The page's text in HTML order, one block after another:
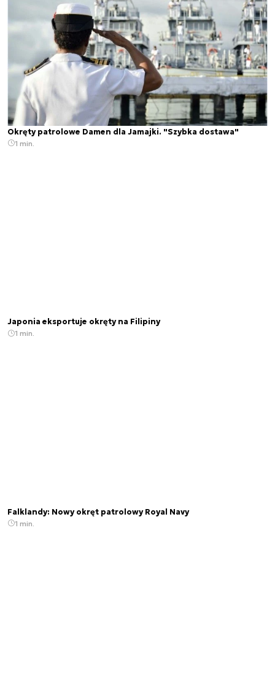
Okręty patrolowe Damen dla Jamajki. "Szybka dostawa"
1 min.
Japonia eksportuje okręty na Filipiny
1 min.
Falklandy: Nowy okręt patrolowy Royal Navy
1 min.